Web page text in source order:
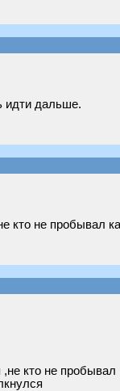
идти дальше.
кто не пробывал
кто не пробывал